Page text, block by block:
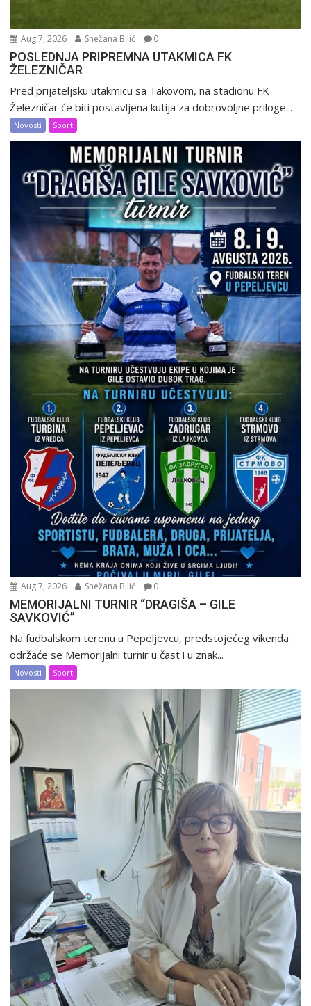
Aug 7, 2026 Snežana Bilić 0
POSLEDNJA PRIPREMNA UTAKMICA FK
ŽELEZNIČAR
Pred prijateljsku utakmicu sa Takovom, na stadionu FK
Železničar će biti postavljena kutija za dobrovoljne priloge...
Novosti Sport
Aug 7, 2026 Snežana Bilić 0
MEMORIJALNI TURNIR “DRAGIŠA – GILE
SAVKOVIĆ”
Na fudbalskom terenu u Pepeljevcu, predstojećeg vikenda
održaće se Memorijalni turnir u čast i u znak...
Novosti Sport